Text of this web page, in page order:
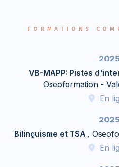
FORMATIONS
2025
VB-MAPP: Pistes
Oseoformation -
En
2025
Bilinguisme et TSA ,
En